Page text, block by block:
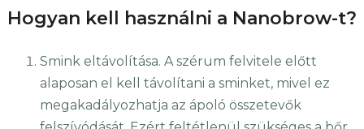
Hogyan kell használni a Nanobrow-t?
Smink eltávolítása. A szérum felvitele előtt
alaposan el kell távolítani a sminket, mivel ez
megakadályozhatja az ápoló összetevők